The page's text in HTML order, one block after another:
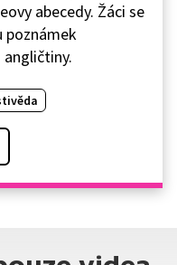
abecedy. Žáci se
poznámek
angličtiny.